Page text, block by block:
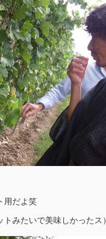
用だよ笑
トみたいで美味しかったス）